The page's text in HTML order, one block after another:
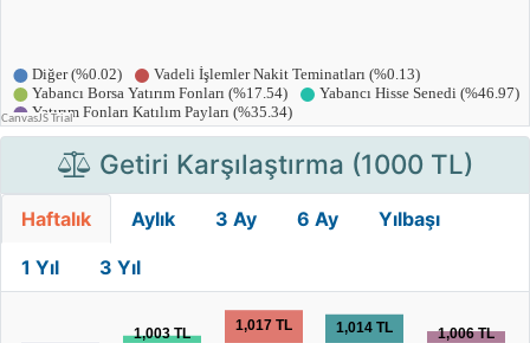
Getiri Karşılaştırma (1000 TL)
Haftalık Aylık 3 Ay 6 Ay Yılbaşı
1 Yıl 3 Yıl